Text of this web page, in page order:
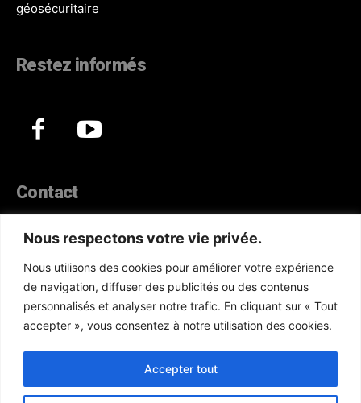
Nous respectons votre vie privée.
Nous utilisons des cookies pour améliorer votre expérience
de navigation, diffuser des publicités ou des contenus
personnalisés et analyser notre trafic. En cliquant sur « Tout
accepter », vous consentez à notre utilisation des cookies.
Accepter tout
géosécuritaire
Restez informés
Contact
Téléphone :(+221) 70 330 86 87‬
WhatsApp : (+33) 6 52 17 85 46
E-mail : redaction@atlanticactu.com
E-mail : commercial@atlanticactu.com
Nous écrire Qui sommes-nous ?